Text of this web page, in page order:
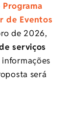
Programa
de Eventos
de 2026,
serviços
será